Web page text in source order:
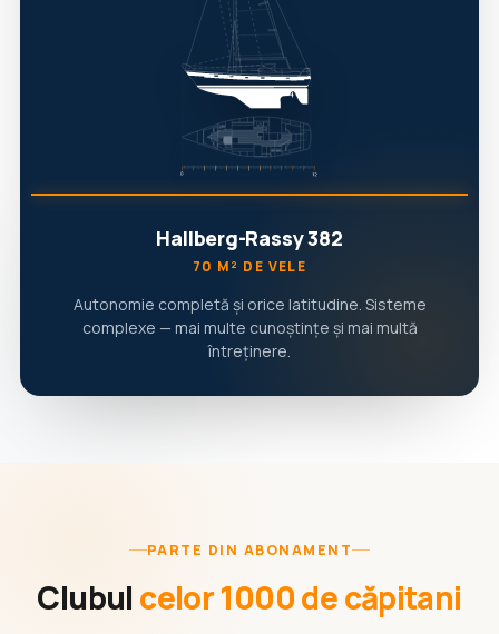
Hallberg-Rassy 382
70 M² DE VELE
Autonomie completă și orice latitudine. Sisteme
complexe — mai multe cunoștințe și mai multă
întreținere.
PARTE DIN ABONAMENT
Clubul celor 1000 de căpitani